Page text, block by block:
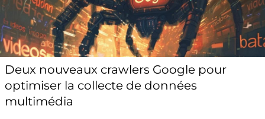
Deux nouveaux crawlers Google pour
optimiser la collecte de données
multimédia